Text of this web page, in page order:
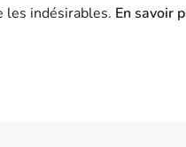
les indésirables. En savoir